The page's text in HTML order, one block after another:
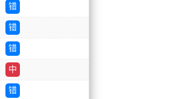
错
错
错
中
错